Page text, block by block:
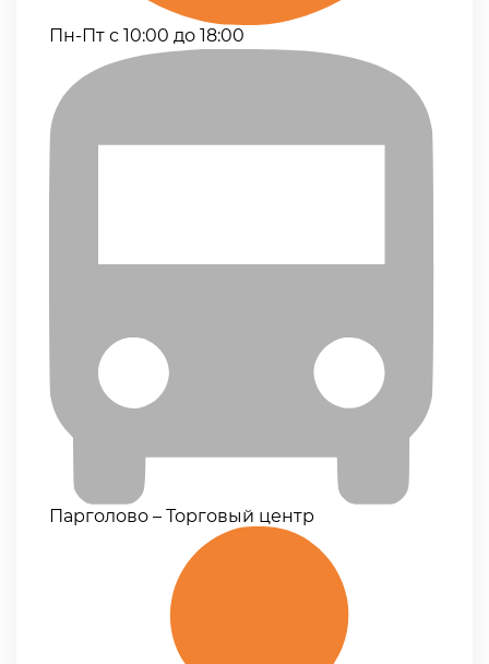
Пн-Пт с 10:00 до 18:00
Парголово – Торговый центр